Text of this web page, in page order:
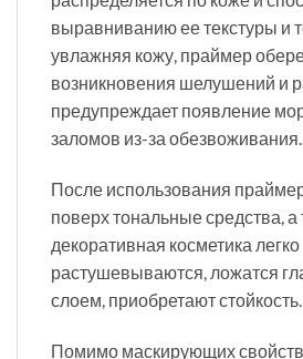
выравниванию ее текстуры и
увлажняя кожу, праймер
возникновения шелушений и
предупреждает появление
заломов из-за обезвоживания.
После использования
поверх тональные средства, а
декоративная косметика легко
растушевываются, ложатся
слоем, приобретают стойкость.
Помимо маскирующих